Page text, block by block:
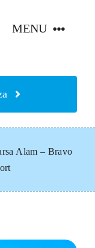
MENU
Alam – Bravo